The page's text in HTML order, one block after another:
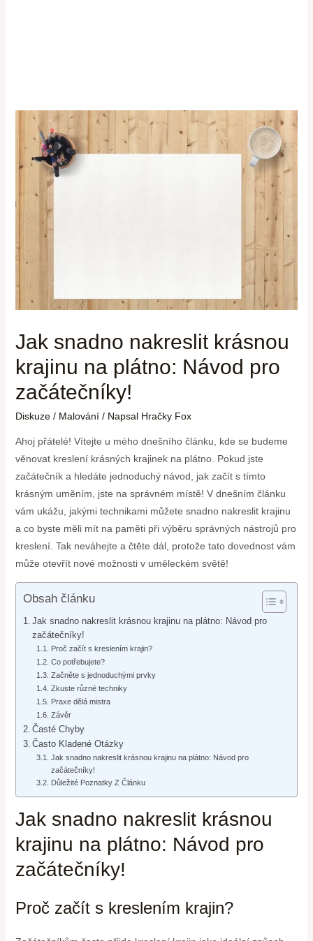
Jak snadno nakreslit krásnou
krajinu na plátno: Návod pro
začátečníky!
Diskuze / Malování/ Napsal Hračky Fox
Ahoj přátelé! Vítejte u mého dnešního článku, kde se budeme
věnovat kreslení krásných krajinek na plátno. Pokud jste
začátečník a hledáte jednoduchý návod, jak začít s tímto
krásným uměním, jste na správném místě! V dnešním článku
vám ukážu, jakými technikami můžete snadno nakreslit krajinu
a co byste měli mít na paměti při výběru správných nástrojů pro
kreslení. Tak neváhejte a čtěte dál, protože tato dovednost vám
může otevřít nové možnosti v uměleckém světě!
Obsah článku
Jak snadno nakreslit krásnou krajinu na plátno: Návod pro
začátečníky!
Proč začít s kreslením krajin?
Co potřebujete?
Začněte s jednoduchými prvky
Zkuste různé techniky
Praxe dělá mistra
Závěr
Časté Chyby
Často Kladené Otázky
Jak snadno nakreslit krásnou krajinu na plátno: Návod pro
začátečníky!
Důležité Poznatky Z Článku
Jak snadno nakreslit krásnou
krajinu na plátno: Návod pro
začátečníky!
Proč začít s kreslením krajin?